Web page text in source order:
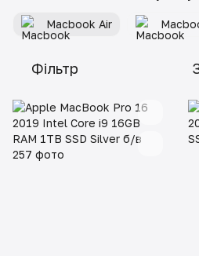
Macbook Air
Фільтр